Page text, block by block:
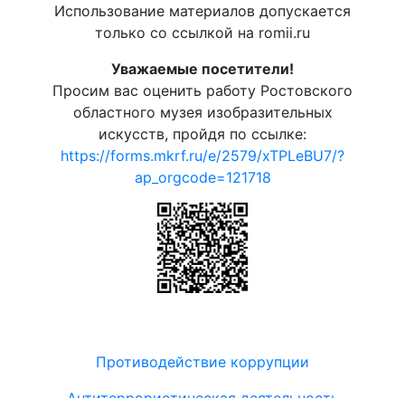
Использование материалов допускается
только со ссылкой на romii.ru
Уважаемые посетители!
Просим вас оценить работу Ростовского
областного музея изобразительных
искусств, пройдя по ссылке:
https://forms.mkrf.ru/e/2579/xTPLeBU7/?
ap_orgcode=121718
Противодействие коррупции